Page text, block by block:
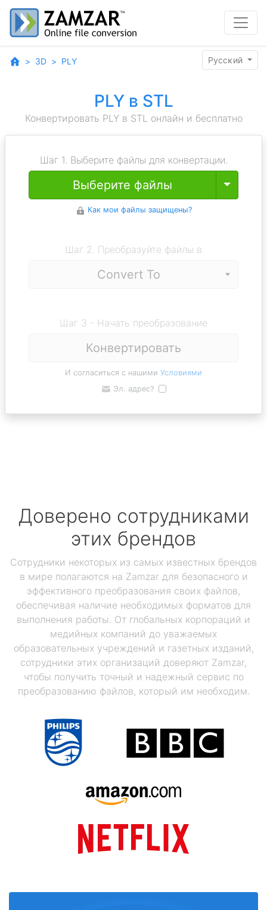
3D PLY Pyccĸий
PLY в STL
Конвертировать PLY в STL онлайн и бесплатно
Шаг 1. Выберите файлы для конвертации.
Выберите файлы Toggle
Как мои файлы защищены?
Шаг 2. Преобразуйте файлы в
Шаг 3 - Начать преобразование
Конвертировать
И согласиться с нашими Условиями
Эл. адрес?
Доверено сотрудниками
этих брендов
Сотрудники некоторых из самых известных брендов
в мире полагаются на Zamzar для безопасного и
эффективного преобразования своих файлов,
обеспечивая наличие необходимых форматов для
выполнения работы. От глобальных корпораций и
медийных компаний до уважаемых
образовательных учреждений и газетных изданий,
сотрудники этих организаций доверяют Zamzar,
чтобы получить точный и надежный сервис по
преобразованию файлов, который им необходим.